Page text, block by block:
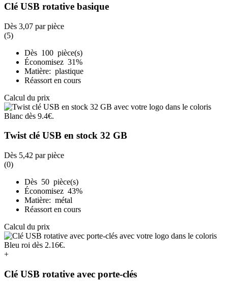
Clé USB rotative basique
Dès 3,07 par pièce
(5)
Dès 100 pièce(s)
Économisez 31%
Matière: plastique
Réassort en cours
Calcul du prix
Twist clé USB en stock 32 GB
Dès 5,42 par pièce
(0)
Dès 50 pièce(s)
Économisez 43%
Matière: métal
Réassort en cours
Calcul du prix
+
Clé USB rotative avec porte-clés